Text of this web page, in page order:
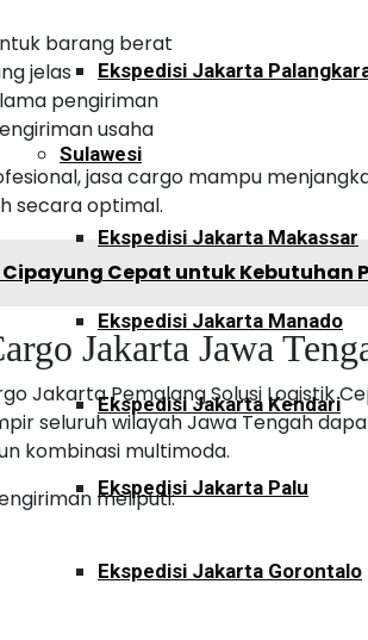
Ekspedisi Jakarta
Sulawesi
Ekspedisi Jakarta Makassar
Ekspedisi Jakarta Manado
Ekspedisi Jakarta Kendari
Ekspedisi Jakarta Palu
Ekspedisi Jakarta Gorontalo
barang berat
jelas
pengiriman
usaha
jasa cargo mampu
secara optimal.
Cipayung Cepat untuk Kebutuhan
Jakarta Jawa
Jakarta Pemalang Solusi Logistik
seluruh wilayah Jawa Tengah
kombinasi multimoda.
meliputi: